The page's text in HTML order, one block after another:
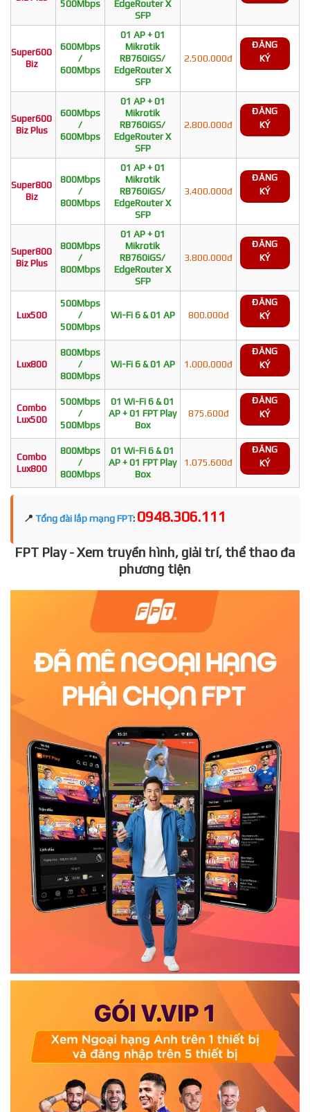
500Mbps
EdgeRouter X
SFP
Super600
Biz
600Mbps
/
600Mbps
01 AP + 01
Mikrotik
RB760iGS/
EdgeRouter X
SFP
2.500.000đ
ĐĂNG
KÝ
Super600
Biz Plus
600Mbps
/
600Mbps
01 AP + 01
Mikrotik
RB760iGS/
EdgeRouter X
SFP
2.800.000đ
ĐĂNG
KÝ
Super800
Biz
800Mbps
/
800Mbps
01 AP + 01
Mikrotik
RB760iGS/
EdgeRouter X
SFP
3.400.000đ
ĐĂNG
KÝ
Super800
Biz Plus
800Mbps
/
800Mbps
01 AP + 01
Mikrotik
RB760iGS/
EdgeRouter X
SFP
3.800.000đ
ĐĂNG
KÝ
Lux500
500Mbps
/
500Mbps
Wi-Fi 6 & 01 AP 800.000đ
ĐĂNG
KÝ
Lux800
800Mbps
/
800Mbps
Wi-Fi 6 & 01 AP 1.000.000đ
ĐĂNG
KÝ
Combo
Lux500
500Mbps
/
500Mbps
01 Wi-Fi 6 & 01
AP + 01 FPT Play
Box
875.600đ
ĐĂNG
KÝ
Combo
Lux800
800Mbps
/
800Mbps
01 Wi-Fi 6 & 01
AP + 01 FPT Play
Box
1.075.600đ
ĐĂNG
KÝ
📍 Tổng đài lắp mạng FPT: 0948.306.111
FPT Play - Xem truyền hình, giải trí, thể thao đa
phương tiện